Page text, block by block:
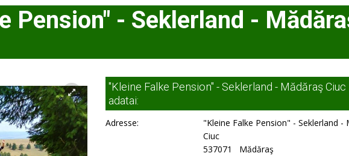
Pension" - Seklerland -
"Kleine Falke Pension" - Seklerland - Mădăraş Ciuc
adatai:
Adresse:
"Kleine Falke Pension" - Seklerland -
Ciuc
537071 Mădăraş